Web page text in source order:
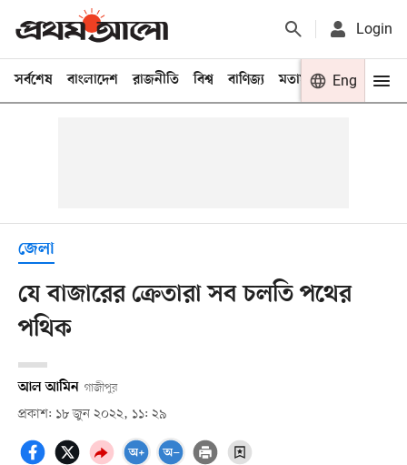
Login
সর্বশেষ বাংলাদেশ রাজনীতি বিশ্ব বাণিজ্য মতামত খেলা
Eng
জেলা
যে বাজারের ক্রেতারা সব চলতি পথের
পথিক
আল আমিন গাজীপুর
প্রকাশ: ১৮ জুন ২০২২, ১১: ২৯